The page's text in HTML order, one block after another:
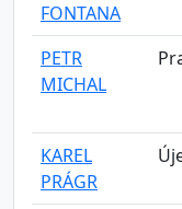
FONTANA
PETR
MICHAL
KAREL
PRÁGR